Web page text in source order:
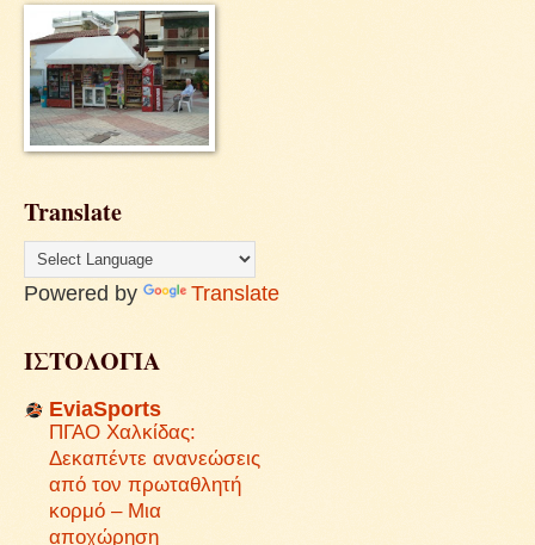
Translate
Powered by Translate
ΙΣΤΟΛΟΓΙΑ
EviaSports
ΠΓΑΟ Χαλκίδας:
Δεκαπέντε ανανεώσεις
από τον πρωταθλητή
κορμό – Μια
αποχώρηση